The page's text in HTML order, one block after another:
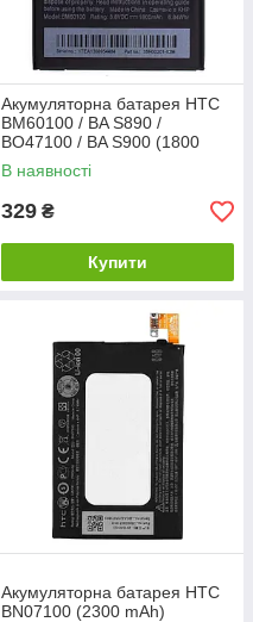
Акумуляторна батарея HTC
BM60100 / BA S890 /
BO47100 / BA S900 (1800
mAh)
В наявності
329 ₴
Купити
Акумуляторна батарея HTC
BN07100 (2300 mAh)